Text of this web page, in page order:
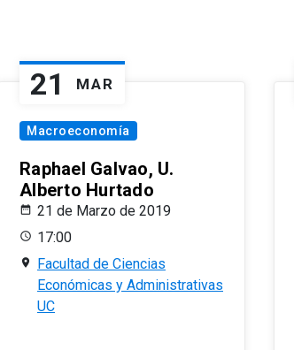
21 MAR
Macroeconomía
Raphael Galvao, U.
Alberto Hurtado
21 de Marzo de 2019
17:00
Facultad de Ciencias
Económicas y Administrativas
UC